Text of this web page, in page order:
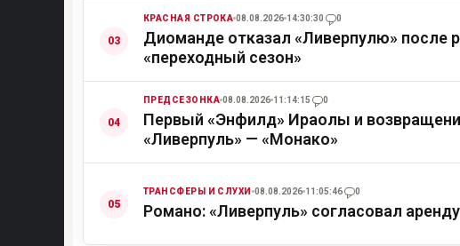
КРАСНАЯ СТРОКА 08.08.2026 14:30:30 0
Диоманде отказал «Ливерпулю» после
«переходный сезон»
ПРЕДСЕЗОНКА 08.08.2026 11:14:15 0
Первый «Энфилд» Ираолы и
«Ливерпуль» — «Монако»
ТРАНСФЕРЫ И СЛУХИ 08.08.2026 11:05:46 0
Романо: «Ливерпуль» согласовал